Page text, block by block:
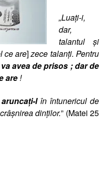
„Luaţi-i,
dar,
talantul şi
ce are]zece talanţi. Pentru
avea de prisos ; dar de
are !
aruncaţi-lîn întunericul de
dinţilor.” (Matei 25